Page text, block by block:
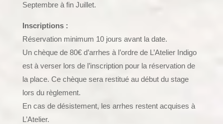
Septembre à fin Juillet.
Inscriptions :
Réservation minimum 10 jours avant la date.
Un chèque de 80€ d’arrhes à l’ordre de L’Atelier Indigo
est à verser lors de l’inscription pour la réservation de
la place. Ce chèque sera restitué au début du stage
lors du règlement.
En cas de désistement, les arrhes restent acquises à
L’Atelier.